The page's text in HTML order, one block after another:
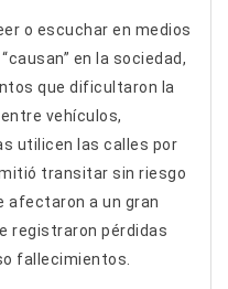
o escuchar en medios
en la sociedad,
que dificultaron la
vehículos,
utilicen las calles por
transitar sin riesgo
afectaron a un gran
registraron pérdidas
fallecimientos.